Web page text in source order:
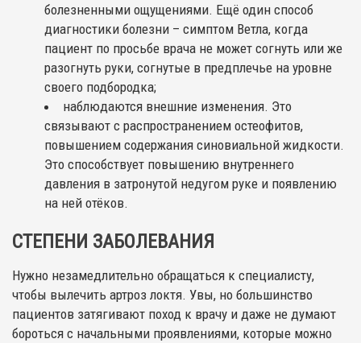
болезненными ощущениями. Ещё один способ
диагностики болезни – симптом Ветла, когда
пациент по просьбе врача не может согнуть или же
разогнуть руки, согнутые в предплечье на уровне
своего подбородка;
наблюдаются внешние изменения. Это
связывают с распространением остеофитов,
повышением содержания синовиальной жидкости.
Это способствует повышению внутреннего
давления в затронутой недугом руке и появлению
на ней отёков.
СТЕПЕНИ ЗАБОЛЕВАНИЯ
Нужно незамедлительно обращаться к специалисту,
чтобы вылечить артроз локтя. Увы, но большинство
пациентов затягивают поход к врачу и даже не думают
бороться с начальными проявлениями, которые можно